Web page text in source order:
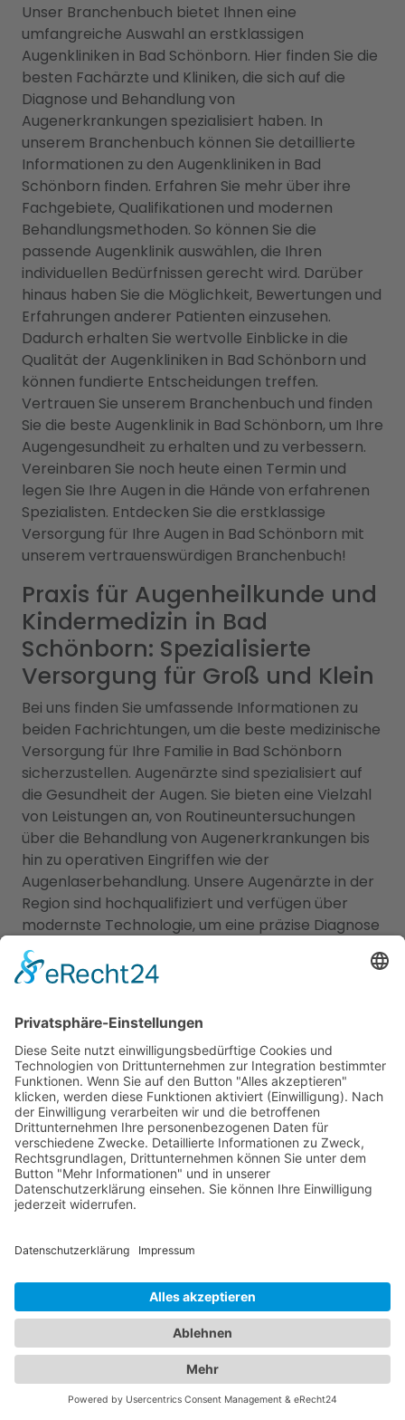
Unser Branchenbuch bietet Ihnen eine
umfangreiche Auswahl an erstklassigen
Augenkliniken in Bad Schönborn. Hier finden Sie die
besten Fachärzte und Kliniken, die sich auf die
Diagnose und Behandlung von
Augenerkrankungen spezialisiert haben. In
unserem Branchenbuch können Sie detaillierte
Informationen zu den Augenkliniken in Bad
Schönborn finden. Erfahren Sie mehr über ihre
Fachgebiete, Qualifikationen und modernen
Behandlungsmethoden. So können Sie die
passende Augenklinik auswählen, die Ihren
individuellen Bedürfnissen gerecht wird. Darüber
hinaus haben Sie die Möglichkeit, Bewertungen und
Erfahrungen anderer Patienten einzusehen.
Dadurch erhalten Sie wertvolle Einblicke in die
Qualität der Augenkliniken in Bad Schönborn und
können fundierte Entscheidungen treffen.
Vertrauen Sie unserem Branchenbuch und finden
Sie die beste Augenklinik in Bad Schönborn, um Ihre
Augengesundheit zu erhalten und zu verbessern.
Vereinbaren Sie noch heute einen Termin und
legen Sie Ihre Augen in die Hände von erfahrenen
Spezialisten. Entdecken Sie die erstklassige
Versorgung für Ihre Augen in Bad Schönborn mit
unserem vertrauenswürdigen Branchenbuch!
Praxis für Augenheilkunde und
Kindermedizin in Bad
Schönborn: Spezialisierte
Versorgung für Groß und Klein
Bei uns finden Sie umfassende Informationen zu
beiden Fachrichtungen, um die beste medizinische
Versorgung für Ihre Familie in Bad Schönborn
sicherzustellen. Augenärzte sind spezialisiert auf
die Gesundheit der Augen. Sie bieten eine Vielzahl
von Leistungen an, von Routineuntersuchungen
über die Behandlung von Augenerkrankungen bis
hin zu operativen Eingriffen wie der
Augenlaserbehandlung. Unsere Augenärzte in der
Region sind hochqualifiziert und verfügen über
modernste Technologie, um eine präzise Diagnose
und individuelle Behandlung für Ihre
Augenprobleme zu gewährleisten. Ein
Bad Schönbornhingegen sind darauf spezialisiert,
die Gesundheit und das Wohlbefinden von Kindern
zu betreuen. Sie bieten umfassende
Vorsorgeuntersuchungen, Impfungen, Behandlung
von akuten und chronischen Erkrankungen sowie
Beratung für Eltern in verschiedenen
medizinischen Bereichen an. Unsere Kinderärzte
Bad Schönborn sind einfühlsam, kinderfreundlich
und haben langjährige Erfahrung in der Betreuung
von Kindern aller Altersgruppen. Unser
Branchenportal bietet Ihnen detaillierte
Ihrer Region. Sie können Profile einsehen,
und Standorte erfahren sowie Bewertungen von
anderen Patienten lesen. Auf diese Weise können
Sie die bestmögliche Entscheidung für die
Gesundheit Ihrer Familie treffen. Vertrauen Sie auf
unsere Plattform, um die besten Augenärzte und
Kinderärzte in Ihrer Nähe zu finden. Sorgen Sie